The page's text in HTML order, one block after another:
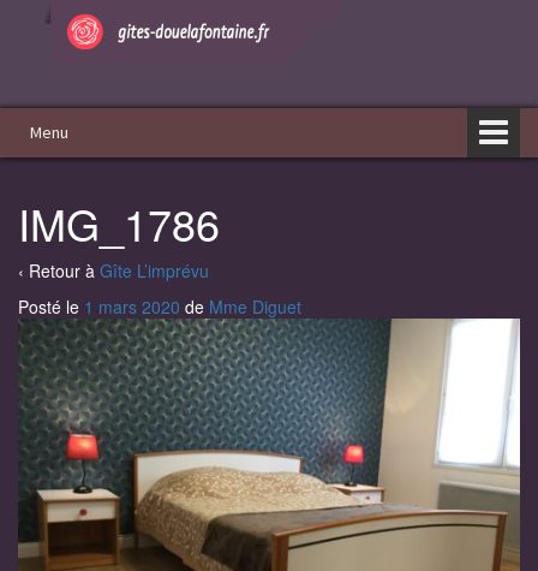
Menu
IMG_1786
‹ Retour à Gîte L’imprévu
Posté le 1 mars 2020 de Mme Diguet